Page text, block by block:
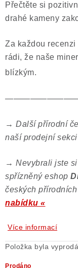
Přečtěte si
drahé kameny
Za každou
rádi, že naše
blízkým.
→ Další přírodní
naší prodejní
→ Nevybrali jste
spřízněný eshop
českých
nabídku «
Více informací
Položka byla
Prodáno